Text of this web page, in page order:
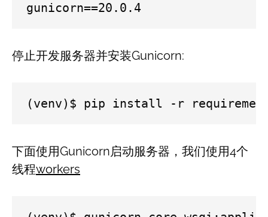
gunicorn==20.0.4
停止开发服务器并安装Gunicorn:
(venv)$ pip install -r
下面使用Gunicorn启动服务器，我们使用4个
线程workers